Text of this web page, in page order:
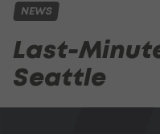
NEWS
Last-
Seattle